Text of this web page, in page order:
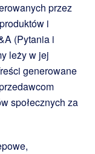
przez
i
(Pytania i
leży w jej
generowane
społecznych za